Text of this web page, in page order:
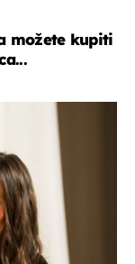
možete kupiti